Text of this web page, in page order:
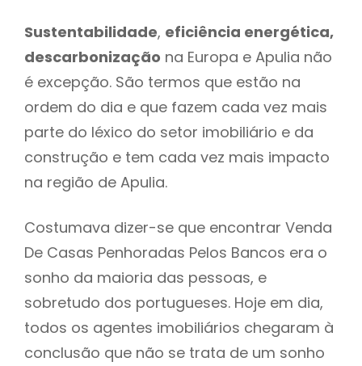
Sustentabilidade, eficiência energética,
descarbonização na Europa e Apulia não
é excepção. São termos que estão na
ordem do dia e que fazem cada vez mais
parte do léxico do setor imobiliário e da
construção e tem cada vez mais impacto
na região de Apulia.
Costumava dizer-se que encontrar Venda
De Casas Penhoradas Pelos Bancos era o
sonho da maioria das pessoas, e
sobretudo dos portugueses. Hoje em dia,
todos os agentes imobiliários chegaram à
conclusão que não se trata de um sonho